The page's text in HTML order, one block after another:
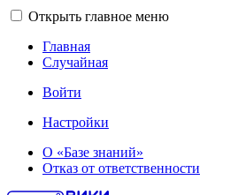
Открыть главное меню
Главная
Случайная
Войти
Настройки
О «Базе знаний»
Отказ от ответственности